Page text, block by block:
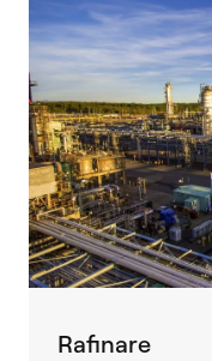
Rafinare